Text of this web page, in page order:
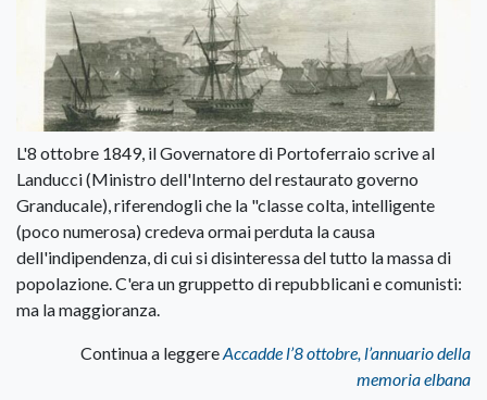
L'8 ottobre 1849, il Governatore di Portoferraio scrive al
Landucci (Ministro dell'Interno del restaurato governo
Granducale), riferendogli che la "classe colta, intelligente
(poco numerosa) credeva ormai perduta la causa
dell'indipendenza, di cui si disinteressa del tutto la massa di
popolazione. C'era un gruppetto di repubblicani e comunisti:
ma la maggioranza.
Continua a leggereAccadde l’8 ottobre, l’annuario della
memoria elbana